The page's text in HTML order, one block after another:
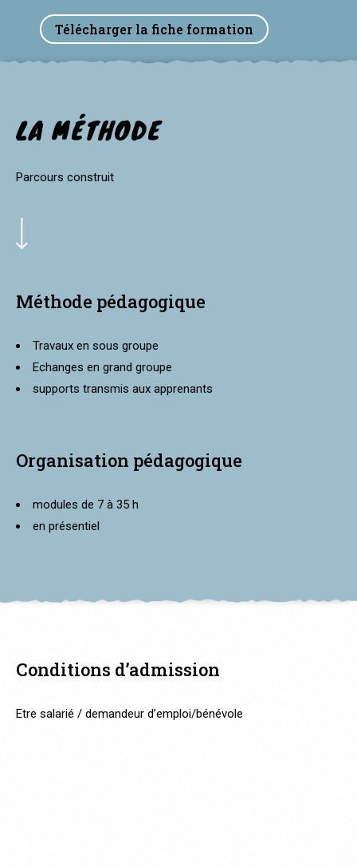
Télécharger la fiche formation
LA MÉTHODE
Parcours construit
Méthode pédagogique
Travaux en sous groupe
Echanges en grand groupe
supports transmis aux apprenants
Organisation pédagogique
modules de 7 à 35 h
en présentiel
Conditions d’admission
Etre salarié / demandeur d’emploi/bénévole